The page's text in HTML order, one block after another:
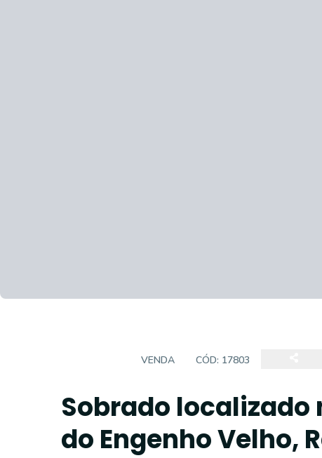
VENDA CÓD: 17803
Sobrado localizado
do Engenho Velho,